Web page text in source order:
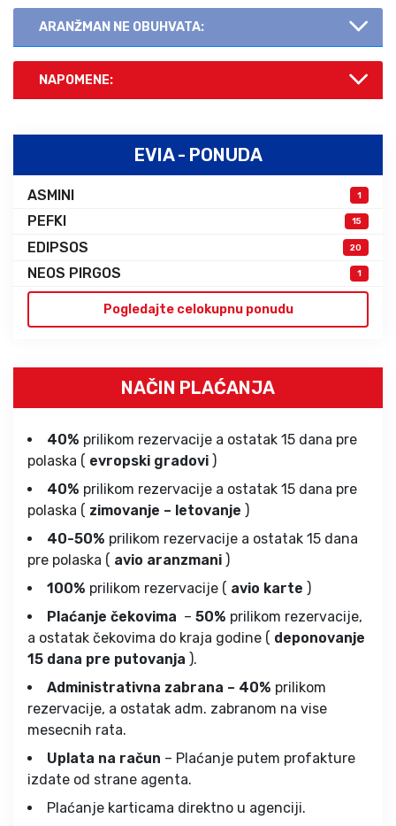
ARANŽMAN NE OBUHVATA:
NAPOMENE:
EVIA - PONUDA
ASMINI 1
PEFKI 15
EDIPSOS 20
NEOS PIRGOS 1
Pogledajte celokupnu ponudu
NAČIN PLAĆANJA
40% prilikom rezervacije a ostatak 15 dana pre
polaska ( evropski gradovi )
40% prilikom rezervacije a ostatak 15 dana pre
polaska ( zimovanje – letovanje )
40-50% prilikom rezervacije a ostatak 15 dana
pre polaska ( avio aranzmani )
100% prilikom rezervacije ( avio karte )
Plaćanje čekovima – 50% prilikom rezervacije,
a ostatak čekovima do kraja godine ( deponovanje
15 dana pre putovanja ).
Administrativna zabrana – 40% prilikom
rezervacije, a ostatak adm. zabranom na vise
mesecnih rata.
Uplata na račun – Plaćanje putem profakture
izdate od strane agenta.
Plaćanje karticama direktno u agenciji.